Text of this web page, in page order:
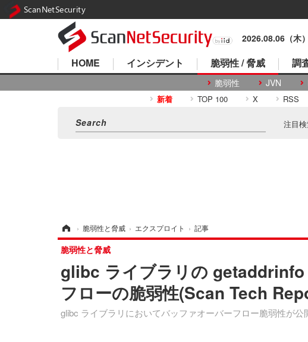
2026.08.06（木）
HOME インシデント 脆弱性 / 脅威
脆弱性 JVN
調
新着 TOP 100 X RSS
注目
› 脆弱性と脅威 › エクスプロイト › 記事
glibc ライブラリの
フローの脆弱性(Scan Tech
glibc ライブラリにおいてバッファオーバーフロー脆弱性が公
脆弱性と脅威
ScanNetSecurity